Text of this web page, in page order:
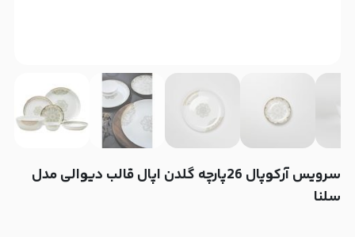
سرویس آرکوپال 26پارچه گلدن اپال قالب دیوالی مدل
سلنا